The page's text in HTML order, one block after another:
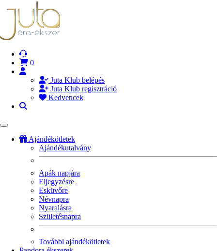
0
Juta Klub belépés
Juta Klub regisztráció
Kedvencek
Ajándékötletek
Ajándékutalvány
Apák napjára
Eljegyzésre
Esküvőre
Névnapra
Nyaralásra
Születésnapra
További ajándékötletek